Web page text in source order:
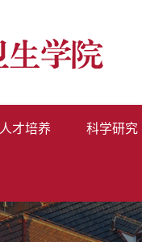
人才培养 科学研究